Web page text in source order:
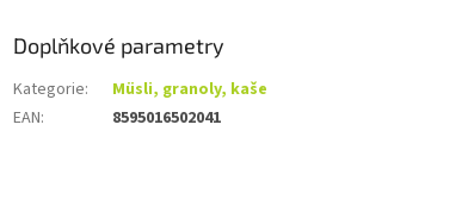
Doplňkové parametry
Kategorie:
Müsli, granoly, kaše
EAN: 8595016502041